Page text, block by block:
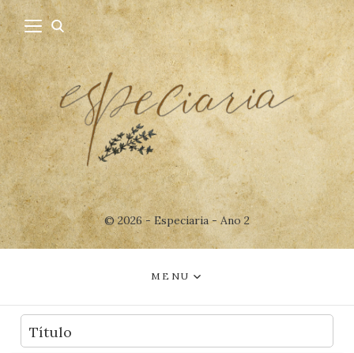
© 2026 - Especiaria - Ano 2
MENU